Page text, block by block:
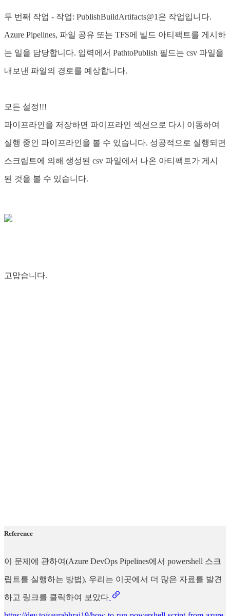
두 번째 작업 - 작업: PublishBuildArtifacts@1은 작업입니다.
Azure Pipelines, 파일 공유 또는 TFS에 빌드 아티팩트를 게시하
는 일을 담당합니다. 입력에서 PathtoPublish 필드는 csv 파일을
내보낸 파일의 경로를 예상합니다.
모든 설정!!!
파이프라인을 저장하면 파이프라인 섹션으로 다시 이동하여
실행 중인 파이프라인을 볼 수 있습니다. 성공적으로 실행되면
스크립트에 의해 생성된 csv 파일에서 나온 아티팩트가 게시
된 것을 볼 수 있습니다.
고맙습니다.
Reference
이 문제에 관하여(Azure DevOps Pipelines에서 powershell 스크
립트를 실행하는 방법), 우리는 이곳에서 더 많은 자료를 발견
하고 링크를 클릭하여 보았다